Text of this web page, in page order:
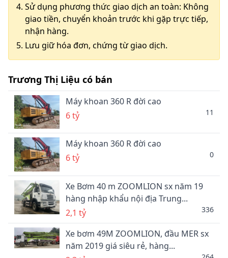
Sử dụng phương thức giao dịch an toàn: Không
giao tiền, chuyển khoản trước khi gặp trực tiếp,
nhận hàng.
Lưu giữ hóa đơn, chứng từ giao dịch.
Trương Thị Liệu có bán
Máy khoan 360 R đời cao
6 tỷ
11
Máy khoan 360 R đời cao
6 tỷ
0
Xe Bơm 40 m ZOOMLION sx năm 19
hàng nhập khẩu nội địa Trung...
2,1 tỷ
336
Xe bơm 49M ZOOMLION, đầu MER sx
năm 2019 giá siêu rẻ, hàng...